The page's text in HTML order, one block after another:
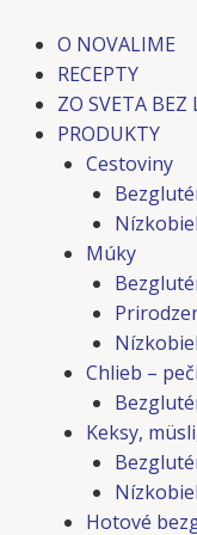
obsah
O NOVALIME
RECEPTY
ZO SVETA BEZ
PRODUKTY
Cestoviny
Múky
Chlieb –
Keksy,
Hotové
navigation
navigation
navigation
navigation